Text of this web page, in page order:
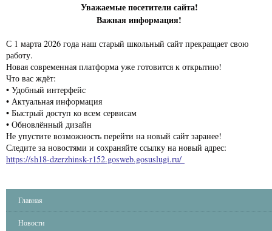
Уважаемые посетители сайта!
Важная информация!
С 1 марта 2026 года наш старый школьный сайт прекращает свою
работу.
Новая современная платформа уже готовится к открытию!
Что вас ждёт:
• Удобный интерфейс
• Актуальная информация
• Быстрый доступ ко всем сервисам
• Обновлённый дизайн
Не упустите возможность перейти на новый сайт заранее!
Следите за новостями и сохраняйте ссылку на новый адрес:
https://sh18-dzerzhinsk-r152.gosweb.gosuslugi.ru/
Главная
Новости